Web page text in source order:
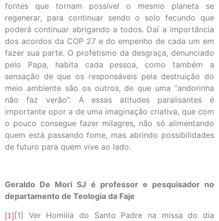
fontes que tornam possível o mesmo planeta se
regenerar, para continuar sendo o solo fecundo que
poderá continuar abrigando a todos. Daí a importância
dos acordos da COP 27 e do empenho de cada um em
fazer sua parte. O profetismo da desgraça, denunciado
pelo Papa, habita cada pessoa, como também a
sensação de que os responsáveis pela destruição do
meio ambiente são os outros, de que uma “andorinha
não faz verão”. A essas atitudes paralisantes é
importante opor a de uma imaginação criativa, que com
o pouco consegue fazer milagres, não só alimentando
quem está passando fome, mas abrindo possibilidades
de futuro para quem vive ao lado.
Geraldo De Mori SJ é professor e pesquisador no
departamento de Teologia da Faje
[1][1] Ver Homilia do Santo Padre na missa do dia